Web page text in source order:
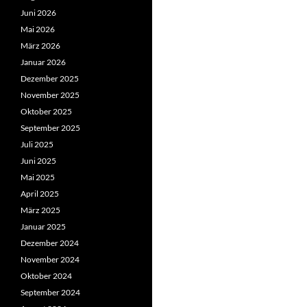
Juni 2026
Mai 2026
März 2026
Januar 2026
Dezember 2025
November 2025
Oktober 2025
September 2025
Juli 2025
Juni 2025
Mai 2025
April 2025
März 2025
Januar 2025
Dezember 2024
November 2024
Oktober 2024
September 2024